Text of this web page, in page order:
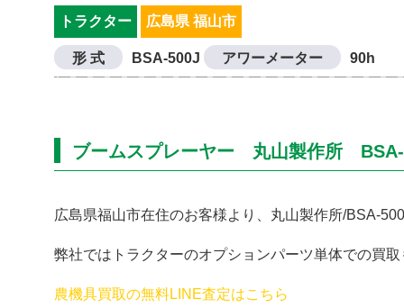
トラクター 広島県 福山市
形 式 BSA-500J アワーメーター 90h
ブームスプレーヤー 丸山製作所
広島県福山市在住のお客様より、丸山製作所/BSA-
弊社ではトラクターのオプションパーツ単体での買
農機具買取の無料LINE査定はこちら